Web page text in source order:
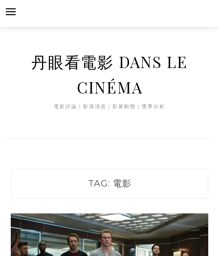
Skip
丹眼看電影 DANS LE
CINÉMA
電影評論｜影壇消息｜影展動態｜獎季分析
TAG: 電影